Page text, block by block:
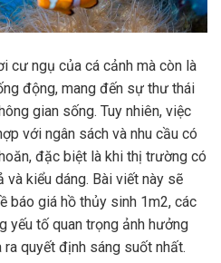
cư ngụ của cá cảnh mà còn là
động, mang đến sự thư thái
gian sống. Tuy nhiên, việc
với ngân sách và nhu cầu có
đặc biệt là khi thị trường có
và kiểu dáng. Bài viết này sẽ
báo giá hồ thủy sinh 1m2, các
yếu tố quan trọng ảnh hưởng
quyết định sáng suốt nhất.